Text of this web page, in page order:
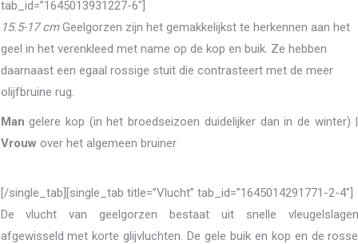
tab_id=”1645013931227-6″]
15.5-17 cmGeelgorzen zijn het gemakkelijkst te herkennen aan het
geel in het verenkleed met name op de kop en buik. Ze hebben
daarnaast een egaal rossige stuit die contrasteert met de meer
olijfbruine rug.
Man gelere kop (in het broedseizoen duidelijker dan in de winter) |
Vrouw over het algemeen bruiner
[/single_tab][single_tab title=”Vlucht” tab_id=”1645014291771-2-4″]
De vlucht van geelgorzen bestaat uit snelle vleugelslagen
afgewisseld met korte glijvluchten. De gele buik en kop en de rosse